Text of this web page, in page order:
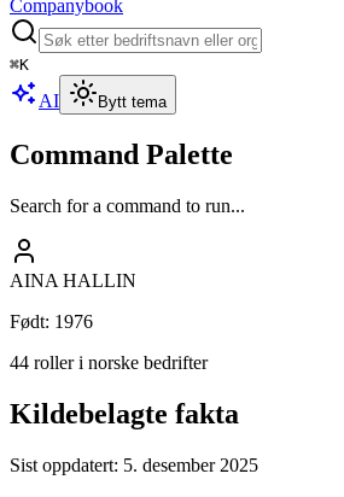
Companybook
⌘K
AI Bytt tema
Command Palette
Search for a command to run...
AINA HALLIN
Født: 1976
44 roller i norske bedrifter
Kildebelagte fakta
Sist oppdatert: 5. desember 2025